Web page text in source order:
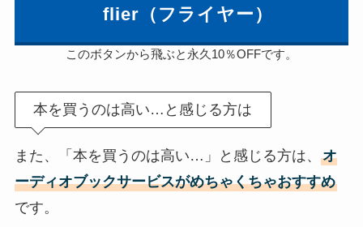
flier（フライヤー）
このボタンから飛ぶと永久10％OFFです。
本を買うのは高い…と感じる方は
また、「本を買うのは高い…」と感じる方は、 オ
ーディオブックサービスがめちゃくちゃおすすめ
です。